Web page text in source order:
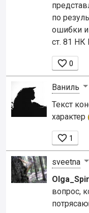
по
ошибки и
ст. 81
 0
Ваниль
Текст
характер
 1
sveetna
вопрос,